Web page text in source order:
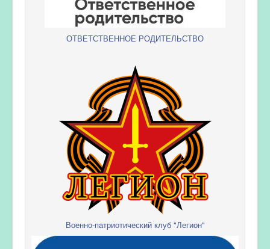
ОТВЕТСТВЕННОЕ РОДИТЕЛЬСТВО
Военно-патриотический клуб "Легион"